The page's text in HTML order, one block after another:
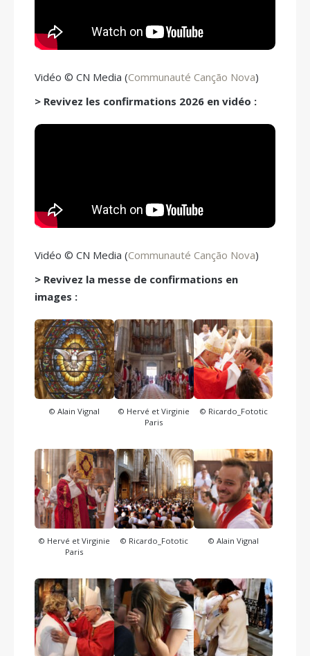
Vidéo © CN Media (Communauté Canção Nova)
> Revivez les confirmations 2026 en vidéo :
Vidéo © CN Media (Communauté Canção Nova)
> Revivez la messe de confirmations en
images :
© Alain Vignal
© Hervé et Virginie
Paris
© Ricardo_Fototic
© Hervé et Virginie
Paris
© Ricardo_Fototic © Alain Vignal